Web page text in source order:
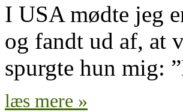
I USA mødte jeg
og fandt ud af, at
spurgte hun mig:
læs mere »